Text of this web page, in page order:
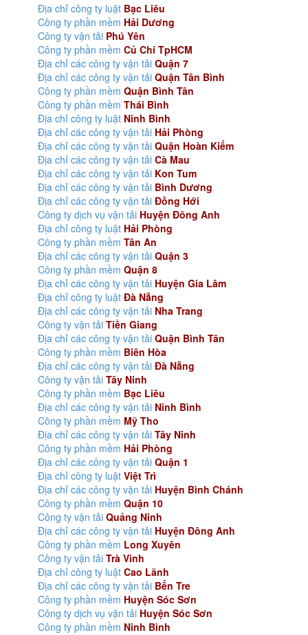
Địa chỉ công ty luật Bạc Liêu
Công ty phần mềm Hải Dương
Công ty vận tải Phú Yên
Công ty phần mềm Củ Chi TpHCM
Địa chỉ các công ty vận tải Quận 7
Địa chỉ các công ty vận tải Quận Tân Bình
Công ty phần mềm Quận Bình Tân
Công ty phần mềm Thái Bình
Địa chỉ công ty luật Ninh Bình
Địa chỉ các công ty vận tải Hải Phòng
Địa chỉ các công ty vận tải Quận Hoàn Kiếm
Địa chỉ các công ty vận tải Cà Mau
Địa chỉ các công ty vận tải Kon Tum
Địa chỉ các công ty vận tải Bình Dương
Địa chỉ các công ty vận tải Đồng Hới
Công ty dịch vụ vận tải Huyện Đông Anh
Địa chỉ công ty luật Hải Phòng
Công ty phần mềm Tân An
Địa chỉ các công ty vận tải Quận 3
Công ty phần mềm Quận 8
Địa chỉ các công ty vận tải Huyện Gia Lâm
Địa chỉ công ty luật Đà Nẵng
Địa chỉ các công ty vận tải Nha Trang
Công ty vận tải Tiền Giang
Địa chỉ các công ty vận tải Quận Bình Tân
Công ty phần mềm Biên Hòa
Địa chỉ các công ty vận tải Đà Nẵng
Công ty vận tải Tây Ninh
Công ty phần mềm Bạc Liêu
Địa chỉ các công ty vận tải Ninh Bình
Công ty phần mềm Mỹ Tho
Địa chỉ các công ty vận tải Tây Ninh
Công ty phần mềm Hải Phòng
Địa chỉ các công ty vận tải Quận 1
Địa chỉ công ty luật Việt Trì
Địa chỉ các công ty vận tải Huyện Bình Chánh
Công ty phần mềm Quận 10
Công ty vận tải Quảng Ninh
Địa chỉ các công ty vận tải Huyện Đông Anh
Công ty phần mềm Long Xuyên
Công ty vận tải Trà Vinh
Địa chỉ công ty luật Cao Lãnh
Địa chỉ các công ty vận tải Bến Tre
Công ty phần mềm Huyện Sóc Sơn
Công ty dịch vụ vận tải Huyện Sóc Sơn
Công ty phần mềm Ninh Bình